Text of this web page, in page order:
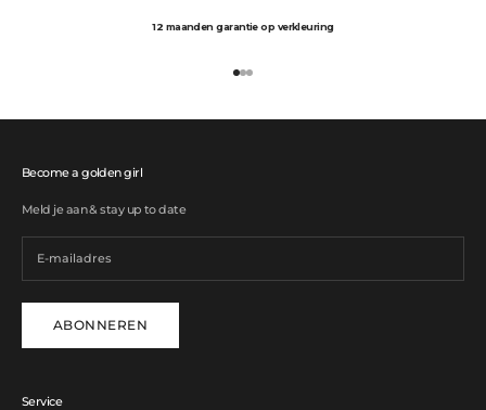
12 maanden garantie op verkleuring
Naar artikel 1
Naar artikel 2
Naar artikel 3
Become a golden girl
Meld je aan & stay up to date
ABONNEREN
Service